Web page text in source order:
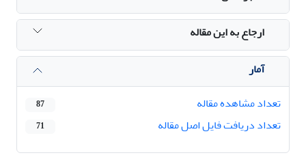
ارجاع به این مقاله
آمار
تعداد مشاهده مقاله
87
تعداد دریافت فایل اصل مقاله 71